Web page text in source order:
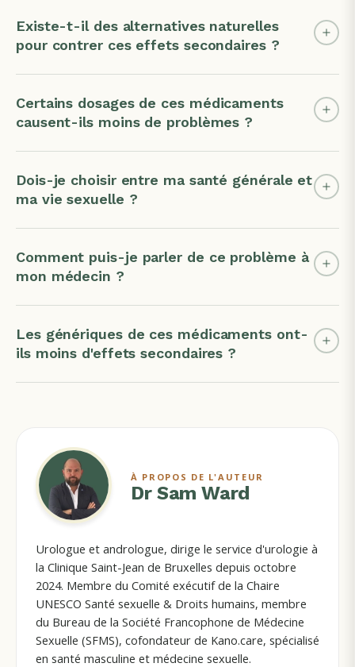
Existe-t-il des alternatives naturelles
pour contrer ces effets secondaires ?
Certains dosages de ces médicaments
causent-ils moins de problèmes ?
Dois-je choisir entre ma santé générale et
ma vie sexuelle ?
Comment puis-je parler de ce problème à
mon médecin ?
Les génériques de ces médicaments ont-
ils moins d'effets secondaires ?
À PROPOS DE L'AUTEUR
Dr Sam Ward
Urologue et andrologue, dirige le service d'urologie à
la Clinique Saint-Jean de Bruxelles depuis octobre
2024. Membre du Comité exécutif de la Chaire
UNESCO Santé sexuelle & Droits humains, membre
du Bureau de la Société Francophone de Médecine
Sexuelle (SFMS), cofondateur de Kano.care, spécialisé
en santé masculine et médecine sexuelle.